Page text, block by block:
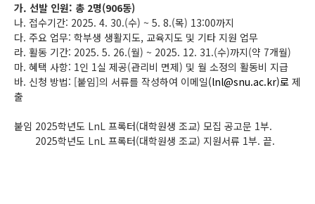
가. 선발 인원: 총 2명(906동)
나. 접수기간: 2025. 4. 30.(수) ~ 5. 8.(목) 13:00까지
다. 주요 업무: 학부생 생활지도, 교육지도 및 기타 지원 업무
라. 활동 기간: 2025. 5. 26.(월) ~ 2025. 12. 31.(수)까지(약 7개월)
마. 혜택 사항: 1인 1실 제공(관리비 면제) 및 월 소정의 활동비 지급
바. 신청 방법: [붙임]의 서류를 작성하여 이메일(lnl@snu.ac.kr)로 제
출
붙임 2025학년도 LnL 프록터(대학원생 조교) 모집 공고문 1부.
2025학년도 LnL 프록터(대학원생 조교) 지원서류 1부. 끝.